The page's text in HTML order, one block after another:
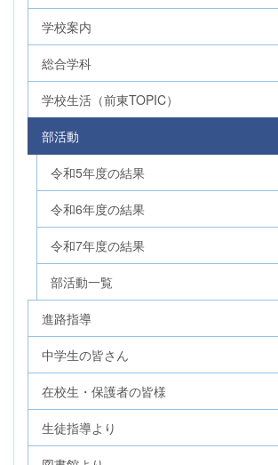
学校案内
総合学科
学校生活（前東TOPIC）
部活動
令和5年度の結果
令和6年度の結果
令和7年度の結果
部活動一覧
進路指導
中学生の皆さん
在校生・保護者の皆様
生徒指導より